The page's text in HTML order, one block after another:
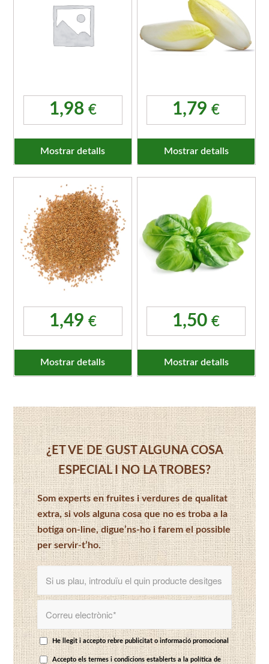
1,98 €
Mostrar detalls
1,79€
Mostrar detalls
1,49 €
Mostrar detalls
1,50€
Mostrar detalls
¿ET VE DE GUST ALGUNA COSA
ESPECIAL I NO LA TROBES?
Som experts en fruites i verdures de qualitat
extra, si vols alguna cosa que no es troba a la
botiga on-line, digue’ns-ho i farem el possible
per servir-t’ho.
He llegit i accepto rebre publicitat o informació promocional
Accepto els termes i condicions establerts ala política de